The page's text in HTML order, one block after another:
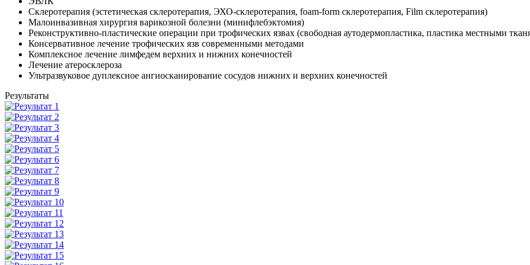
Склеротерапия (эстетическая склеротерапия, ЭХО-склеротерапия, foam-form склеротерапия, Film склеротерапия)
Малоинвазивная хирургия варикозной болезни (минифлебэктомия)
Реконструктивно-пластические операции при трофических язвах (свободная аутодермопластика, пластика местными
Консервативное лечение трофических язв современными методами
Комплексное лечение лимфедем верхних и нижних конечностей
Лечение атеросклероза
Ультразвуковое дуплексное ангиосканирование сосудов нижних и верхних конечностей
Результаты